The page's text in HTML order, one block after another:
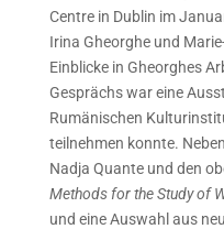
Centre in Dublin im
Irina Gheorghe und
Einblicke in Gheorghes
Gesprächs war eine
Rumänischen
teilnehmen konnte.
Nadja Quante und den
Methods for the Study of
und eine Auswahl aus